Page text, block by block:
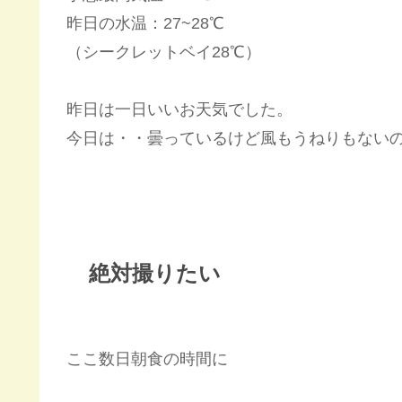
昨日の水温：27~28℃
（シークレットベイ28℃）
昨日は一日いいお天気でした。
今日は・・曇っているけど風もうねりもない
絶対撮りたい
ここ数日朝食の時間に